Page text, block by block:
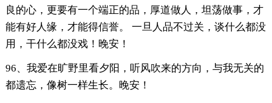
良的心，更要有一个端正的品，厚道做人，坦荡做事，才
能有好人缘，才能得信誉。 一旦人品不过关，谈什么都没
用，干什么都没戏！晚安！
96、我爱在旷野里看夕阳，听风吹来的方向，与我无关的
都遗忘，像树一样生长。晚安！